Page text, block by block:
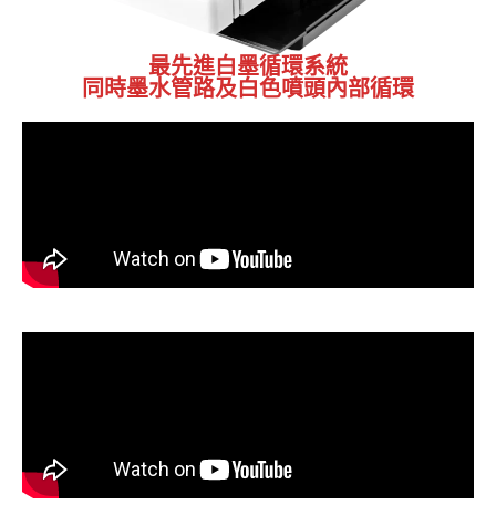
最先進白墨循環系統
同時墨水管路及白色噴頭內部循環